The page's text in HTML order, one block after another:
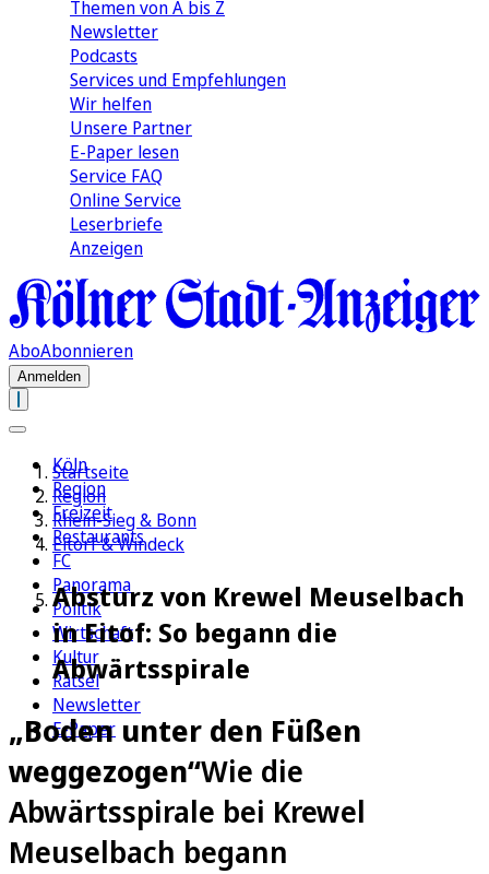
Themen von A bis Z
Newsletter
Podcasts
Services und Empfehlungen
Wir helfen
Unsere Partner
E-Paper lesen
Service FAQ
Online Service
Leserbriefe
Anzeigen
AboAbonnieren
Anmelden
Köln
Region
Freizeit
Restaurants
FC
Panorama
Politik
Wirtschaft
Kultur
Rätsel
Newsletter
E-Paper
Startseite
Region
Rhein-Sieg & Bonn
Eitorf & Windeck
Absturz von Krewel Meuselbach
in Eitof: So begann die
Abwärtsspirale
„Boden unter den Füßen
weggezogen“Wie die
Abwärtsspirale bei Krewel
Meuselbach begann